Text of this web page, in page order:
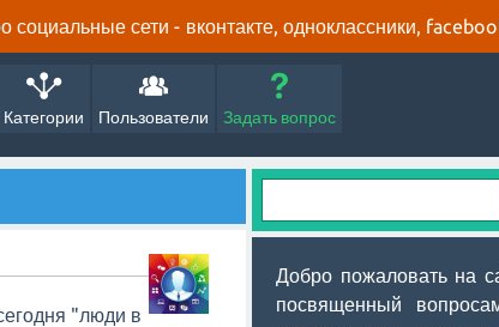
сети - вконтакте, одноклассники,
Категории Пользователи Задать вопрос
"люди в
Добро пожаловать на
посвященный